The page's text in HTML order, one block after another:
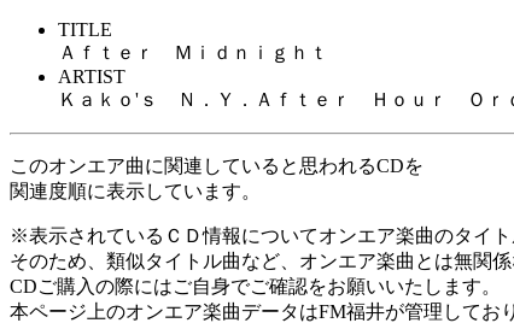
TITLE
Ａｆｔｅｒ Ｍｉｄｎｉｇｈｔ
ARTIST
Ｋａｋｏ'ｓ Ｎ．Ｙ．Ａｆｔｅｒ Ｈｏｕｒ Ｏｒ
このオンエア曲に関連していると思われるCDを
関連度順に表示しています。
※表示されているＣＤ情報についてオンエア楽曲のタイ
そのため、類似タイトル曲など、オンエア楽曲とは無関
CDご購入の際にはご自身でご確認をお願いいたします。
本ページ上のオンエア楽曲データはFM福井が管理してお